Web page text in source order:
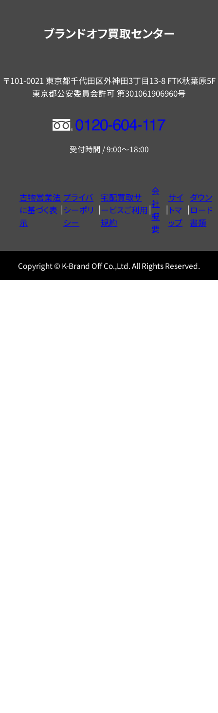
ブランドオフ買取センター
〒101-0021 東京都千代田区外神田3丁目13-8 FTK秋葉原5F
東京都公安委員会許可 第301061906960号
フ
ー
ヤ
ル
0120604117
受付時間 / 9:00～18:00
古物営業法
に基づく表
示
プライバ
シーポリ
シー
宅配買取サ
ービスご利用
規約
会
社
概
要
サイ
トマ
ップ
ダウン
ロード
書類
Copyright © K-Brand Off Co.,Ltd. All Rights Reserved.